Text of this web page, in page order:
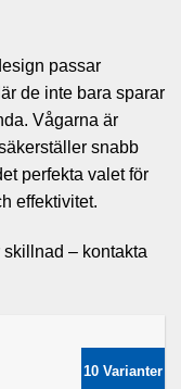
passar
de inte bara sparar
Vågarna är
snabb
perfekta valet för
effektivitet.
skillnad – kontakta
10 Varianter